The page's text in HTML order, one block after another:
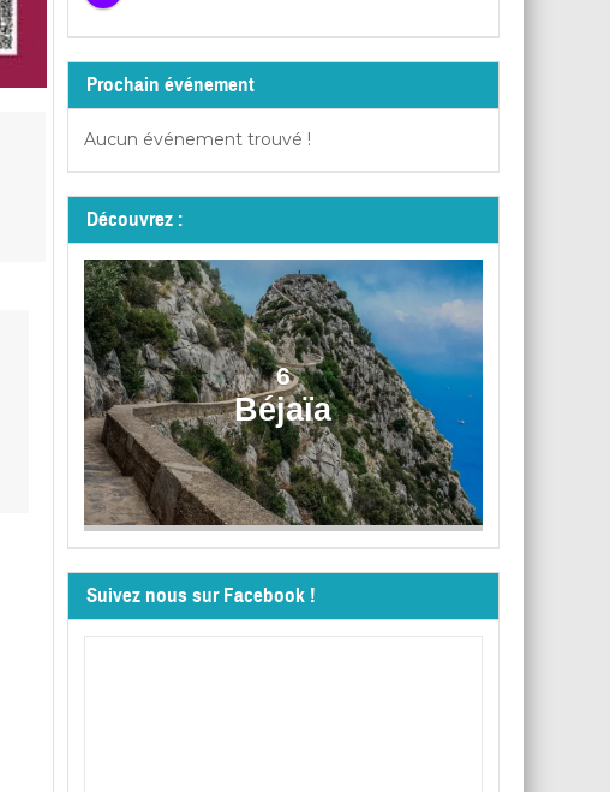
Prochain événement
Aucun événement trouvé !
Découvrez :
6
Béjaïa
Suivez nous sur Facebook !